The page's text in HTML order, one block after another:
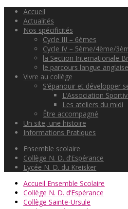
Accueil
Actualités
Nos spécificités
Cycle III – 6èmes
Cycle IV – 5ème/4ème/
la Section Internationale
le parcours langue anglaise
Vivre au collège
S’épanouir et développer
L’Association
Les ateliers du midi
Être accompagné
Un site, une histoire
Informations Pratiques
Ensemble scolaire
Collège N. D. d’Espérance
Lycée N. D. du Kreisker
Accueil Ensemble Scolaire
Collège N. D. d’Espérance
Collège Sainte-Ursule